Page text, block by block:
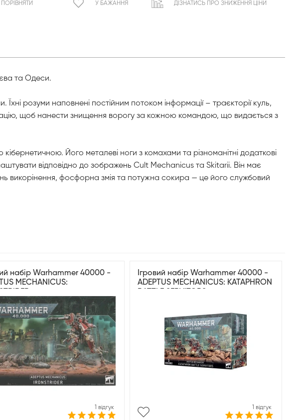
ПОРІВНЯТИ У БАЖАННЯ ДІЗНАТИСЬ ПРО ЗНИЖЕННЯ ЦІНИ
та Одеси.
розуми наповнені постійним потоком інформації – траєкторії куль,
щоб нанести знищення ворогу за кожною командою, що видається з
Його металеві ноги з комахами та різноманітні додаткові
відповідно до зображень Cult Mechanicus та Skitarii. Він має
викорінення, фосфорна змія та потужна сокира — це його службовий
набір Warhammer 40000 -
MECHANICUS:
1 відгук
Ігровий набір Warhammer 40000 -
ADEPTUS MECHANICUS: KATAPHRON
1 відгук